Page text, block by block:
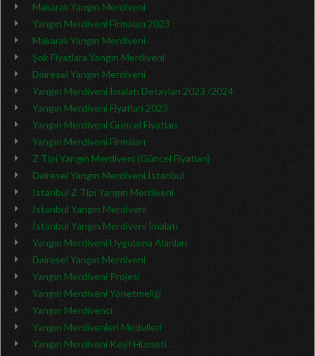
Makaralı Yangın Merdiveni
Yangın Merdiveni Firmaları 2023
Makaralı Yangın Merdiveni
Şok Fiyatlara Yangın Merdiveni
Dairesel Yangın Merdiveni
Yangın Merdiveni İmalatı Detayları 2023 /2024
Yangın Merdiveni Fiyatları 2023
Yangın Merdiveni Güncel Fiyatları
Yangın Merdiveni Firmaları
Z Tipi Yangın Merdiveni (Güncel Fiyatları)
Dairesel Yangın Merdiveni İstanbul
İstanbul Z Tipi Yangın Merdiveni
İstanbul Yangın Merdiveni
İstanbul Yangın Merdiveni İmalatı
Yangın Merdiveni Uygulama Alanları
Dairesel Yangın Merdiveni
Yangın Merdiveni Projesi
Yangın Merdiveni Yönetmeliği
Yangın Merdivenci
Yangın Merdivenleri Modelleri
Yangın Merdiveni Keşif Hizmeti